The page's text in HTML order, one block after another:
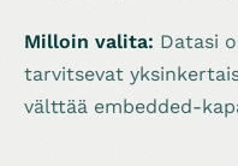
Milloin valita: Datasi
tarvitsevat
välttää embedded-